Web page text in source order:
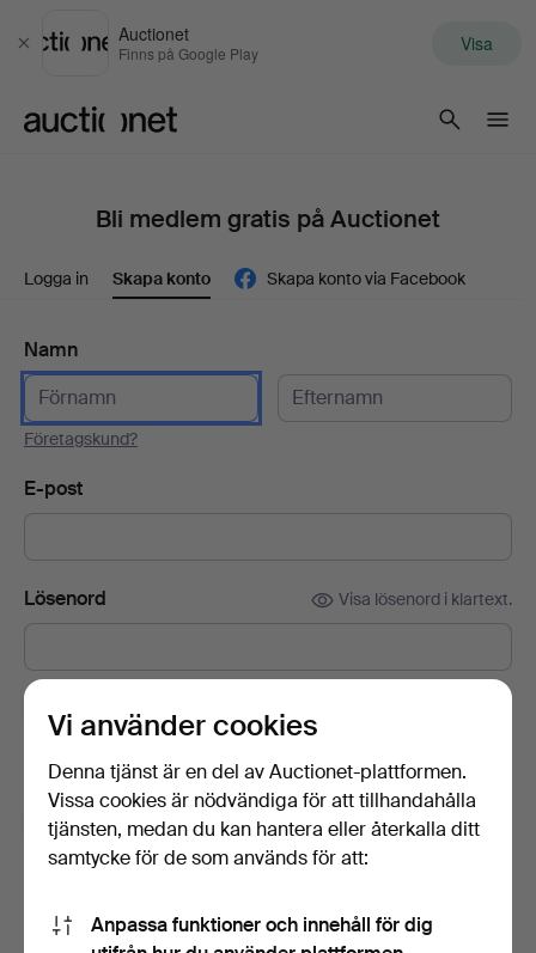
Stäng
Auctionet
Finns på Google Play Visa
Bli medlem gratis på Auctionet
Logga in Skapa konto Skapa konto via Facebook
Namn
Företagskund?
E-post
Lösenord Visa lösenord i klartext.
Prenumerera på Auctionets nyhetsbrev.
ångrar dig kan du enkelt avsluta prenumerationen.
Jag är över 18 år och jag godkänner
användarvillkoren,köpvillkorensamt bekräftar att jag
Vi använder cookies
Denna tjänst är en del av Auctionet-plattformen.
Vissa cookies är nödvändiga för att tillhandahålla
tjänsten, medan du kan hantera eller återkalla ditt
samtycke för de som används för att:
Anpassa funktioner och innehåll för dig